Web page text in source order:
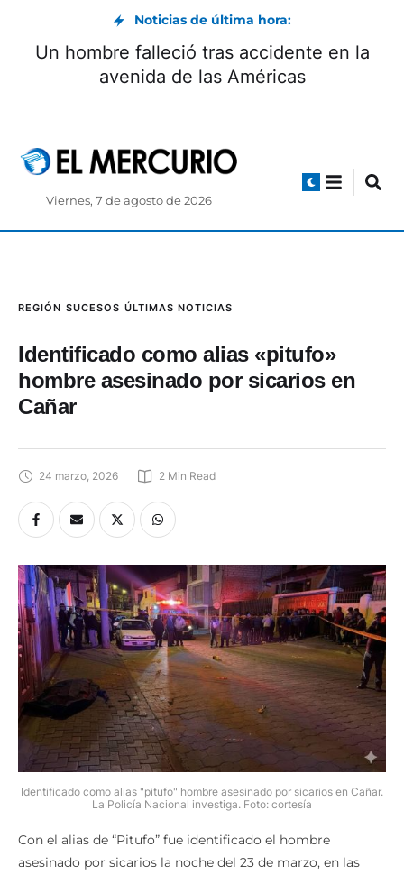
Noticias de última hora:
Un hombre falleció tras accidente en la
avenida de las Américas
Viernes, 7 de agosto de 2026
REGIÓN SUCESOS ÚLTIMAS NOTICIAS
Identificado como alias «pitufo»
hombre asesinado por sicarios en
Cañar
24 marzo, 2026 2 Min Read
Identificado como alias "pitufo" hombre asesinado por sicarios en Cañar.
La Policía Nacional investiga. Foto: cortesía
Con el alias de “Pitufo” fue identificado el hombre
asesinado por sicarios la noche del 23 de marzo, en las